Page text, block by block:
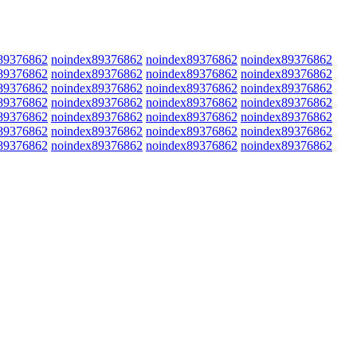
noindex89376862 noindex89376862 noindex89376862
noindex89376862 noindex89376862 noindex89376862
noindex89376862 noindex89376862 noindex89376862
noindex89376862 noindex89376862 noindex89376862
noindex89376862 noindex89376862 noindex89376862
noindex89376862 noindex89376862 noindex89376862
noindex89376862 noindex89376862 noindex89376862